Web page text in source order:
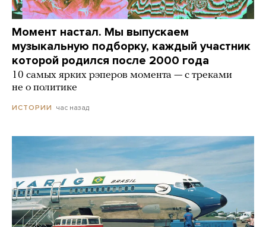
Момент настал. Мы выпускаем
музыкальную подборку, каждый участник
которой родился после 2000 года
10 самых ярких рэперов момента — с треками
не о политике
ИСТОРИИ час назад